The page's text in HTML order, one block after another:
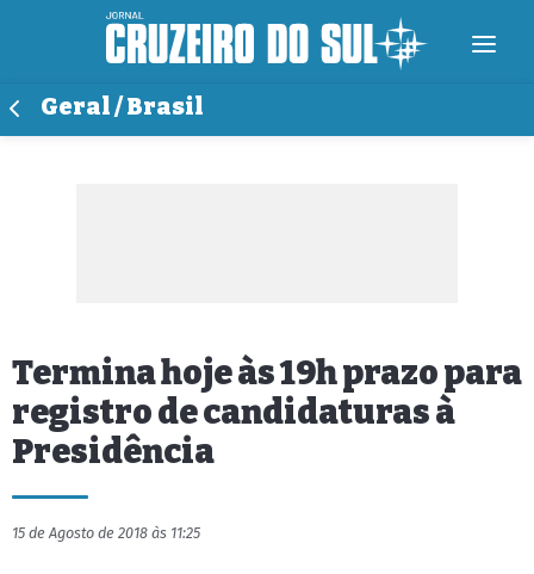
Geral / Brasil
Termina hoje às 19h prazo para
registro de candidaturas à
Presidência
15 de Agosto de 2018 às 11:25